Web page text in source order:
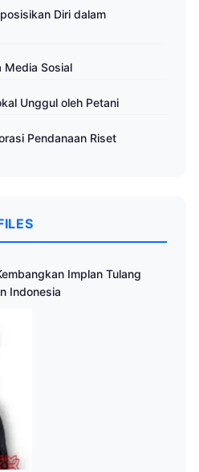
Diri dalam
Media Sosial
Unggul oleh Petani
Pendanaan Riset
Implan Tulang
Indonesia